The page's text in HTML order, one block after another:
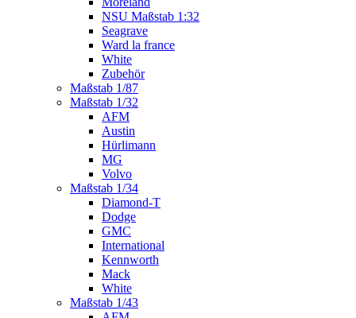
NSU Maßstab 1:32
Seagrave
Ward la france
White
Zubehör
Maßstab 1/87
Maßstab 1/32
AFM
Austin
Hürlimann
MG
Volvo
Maßstab 1/34
Diamond-T
Dodge
GMC
International
Kennworth
Mack
White
Maßstab 1/43